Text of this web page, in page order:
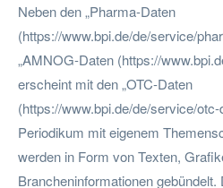
Neben den „Pharma-Daten
(https://www.bpi.de/de/service/
„AMNOG-Daten (https://
erscheint mit den „OTC-Daten
(https://www.bpi.de/de/service/
Periodikum mit eigenem
werden in Form von Texten,
Brancheninformationen